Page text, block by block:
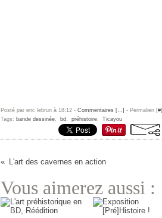
Posté par eric lebrun à 18:12 - Commentaires […] - Permalien [#]
Tags: bande dessinée, bd , préhistoire, Ticayou
L'art des cavernes en action
Vous aimerez aussi :